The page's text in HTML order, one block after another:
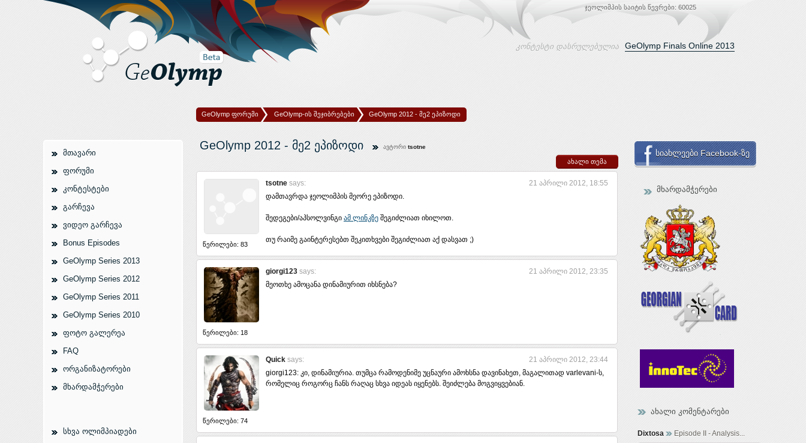
ჯეოლიმპის საიტის წევრები: 60025
კონტესტი დასრულებულია GeOlymp Finals Online 2013
მთავარი
ფორუმი
კონტესტები
გარჩევა
ვიდეო გარჩევა
Bonus Episodes
GeOlymp Series 2013
GeOlymp Series 2012
GeOlymp Series 2011
GeOlymp Series 2010
ფოტო გალერეა
FAQ
ორგანიზატორები
მხარდამჭერები
სხვა ოლიმპიადები
GeOlymp ფორუმი GeOlymp-ის შეჯიბრებები GeOlymp 2012 - მე2 ეპიზოდი
GeOlymp 2012 - მე2 ეპიზოდი ავტორი tsotne
ახალი თემა
წერილები: 83
tsotne says:
21 აპრილი 2012, 18:55
დამთავრდა ჯეოლიმპის მეორე ეპიზოდი.
შედეგები/აპსოლვინგი ამ ლინკზე შეგიძლიათ იხილოთ.
თუ რაიმე გაინტერესებთ შეკითხვები შეგიძლიათ აქ დასვათ ;)
წერილები: 18
giorgi123 says:
21 აპრილი 2012, 23:35
მეოთხე ამოცანა დინამიურით იხსნება?
წერილები: 74
Quick says:
21 აპრილი 2012, 23:44
giorgi123: კი, დინამიურია. თუმცა რამოდენიმე უცნაური ამოხსნა დავინახეთ, მაგალითად varlevani-ს,
რომელიც როგორც ჩანს რაღაც სხვა იდეას იყენებს. შეიძლება მოგვიყვებიან.
სიახლეები Facebook-ზე
მხარდამჭერები
ახალი კომენტარები
Dixtosa Episode II - Analysis...